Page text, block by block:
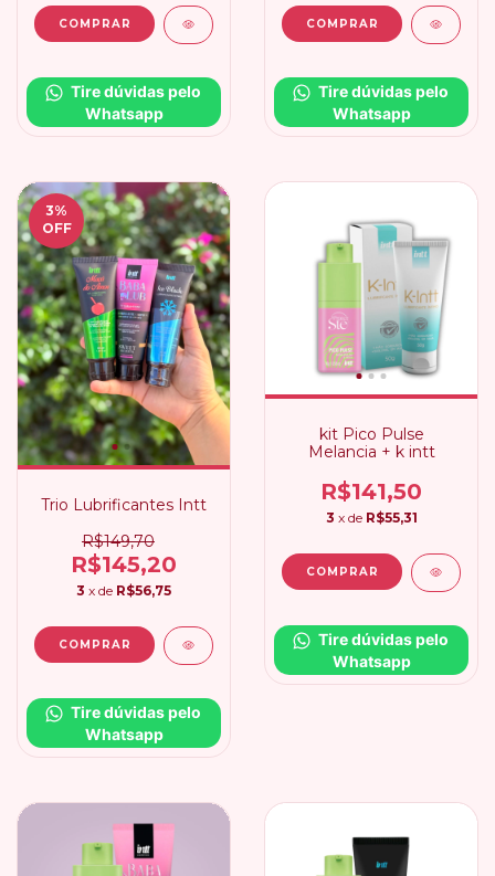
Tire dúvidas pelo
Whatsapp
Tire dúvidas pelo
Whatsapp
3%
OFF
Trio Lubrificantes Intt
R$149,70
R$145,20
3 x de R$56,75
Tire dúvidas pelo
Whatsapp
kit Pico Pulse
Melancia + k intt
R$141,50
3 x de R$55,31
Tire dúvidas pelo
Whatsapp